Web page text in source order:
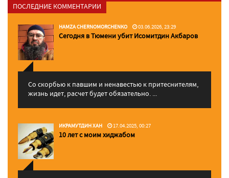
ПОСЛЕДНИЕ КОММЕНТАРИИ
HAMZA CHERNOMORCHENKO 03.06.2026, 23:29
Сегодня в Тюмени убит Исомитдин Акбаров
Со скорбью к павшим и ненавестью к притеснителям,
жизнь идет, расчет будет обязательно. ...
ИКРАМУТДИН ХАН 17.04.2025, 00:27
10 лет с моим хиджабом